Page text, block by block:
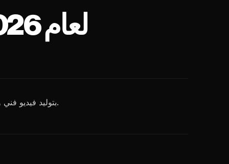
مراجعة LUMA DREAM MACHINE لعام 2026
يُعرف Luma Dream Machine بتوليد فيديو فني وسلس بالذكاء الاصطناعي. تغطي هذه المراجعة الميزات والجودة والأسعار وحالات الاستخدام.